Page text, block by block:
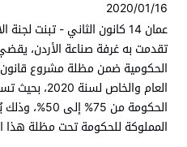
2020/01/16
عمان 14 كانون الثاني - تبنت
تقدمت به غرفة صناعة الأردن،
الحكومية ضمن مظلة مشروع قانون
العام والخاص
الحكومة من
المملوكة للحكومة تحت مظلة هذا